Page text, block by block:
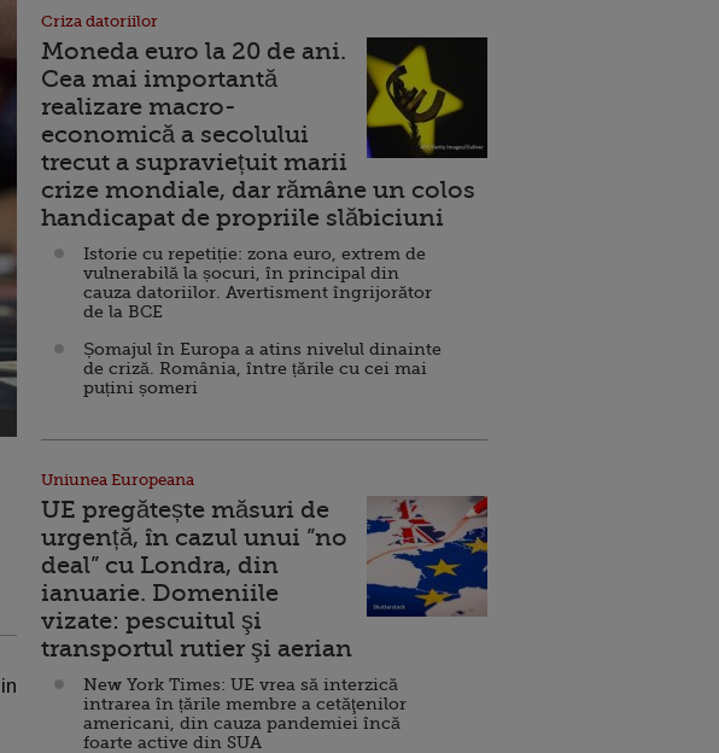
Criza datoriilor
Moneda euro la 20 de ani.
Cea mai importantă
realizare macro-
economică a secolului
trecut a supraviețuit marii
crize mondiale, dar rămâne un colos
handicapat de propriile slăbiciuni
Istorie cu repetiție: zona euro, extrem de
vulnerabilă la șocuri, în principal din
cauza datoriilor. Avertisment îngrijorător
de la BCE
Șomajul în Europa a atins nivelul dinainte
de criză. România, între țările cu cei mai
puțini șomeri
Uniunea Europeana
UE pregătește măsuri de
urgență, în cazul unui ”no
deal” cu Londra, din
ianuarie. Domeniile
vizate: pescuitul şi
transportul rutier şi aerian
New York Times: UE vrea să interzică
intrarea în țările membre a cetăţenilor
americani, din cauza pandemiei încă
foarte active din SUA